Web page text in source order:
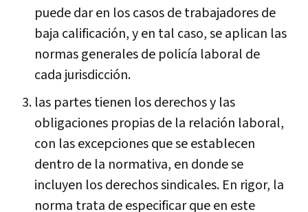
puede dar en los casos de trabajadores de
baja calificación, y en tal caso, se aplican las
normas generales de policía laboral de
cada jurisdicción.
las partes tienen los derechos y las
obligaciones propias de la relación laboral,
con las excepciones que se establecen
dentro de la normativa, en donde se
incluyen los derechos sindicales. En rigor, la
norma trata de especificar que en este